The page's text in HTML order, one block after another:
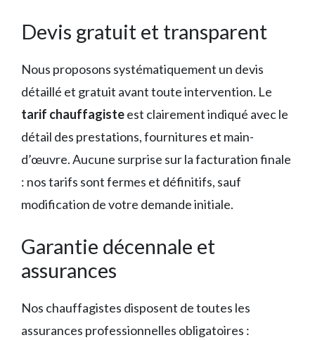
Devis gratuit et transparent
Nous proposons systématiquement un devis
détaillé et gratuit avant toute intervention. Le
tarif chauffagisteest clairement indiqué avec le
détail des prestations, fournitures et main-
d’œuvre. Aucune surprise sur la facturation finale
: nos tarifs sont fermes et définitifs, sauf
modification de votre demande initiale.
Garantie décennale et
assurances
Nos chauffagistes disposent de toutes les
assurances professionnelles obligatoires :